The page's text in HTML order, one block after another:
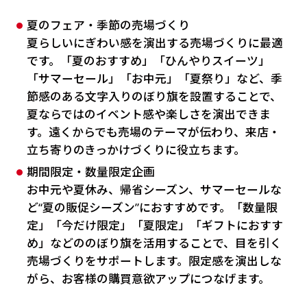
夏のフェア・季節の売場づくり
夏らしいにぎわい感を演出する売場づくりに最適
です。「夏のおすすめ」「ひんやりスイーツ」
「サマーセール」「お中元」「夏祭り」など、季
節感のある文字入りのぼり旗を設置することで、
夏ならではのイベント感や楽しさを演出できま
す。遠くからでも売場のテーマが伝わり、来店・
立ち寄りのきっかけづくりに役立ちます。
期間限定・数量限定企画
お中元や夏休み、帰省シーズン、サマーセールな
ど“夏の販促シーズン”におすすめです。「数量限
定」「今だけ限定」「夏限定」「ギフトにおすす
め」などののぼり旗を活用することで、目を引く
売場づくりをサポートします。限定感を演出しな
がら、お客様の購買意欲アップにつなげます。